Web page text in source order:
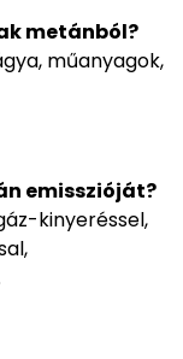
metánból?
műanyagok,
emisszióját?
kinyeréssel,